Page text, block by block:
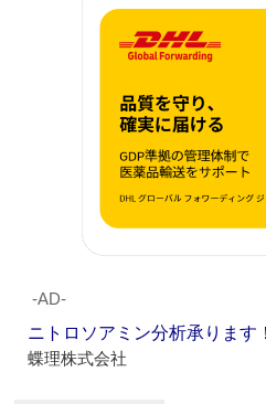
‐AD‐
ニトロソアミン分析承りま
蝶理株式会社